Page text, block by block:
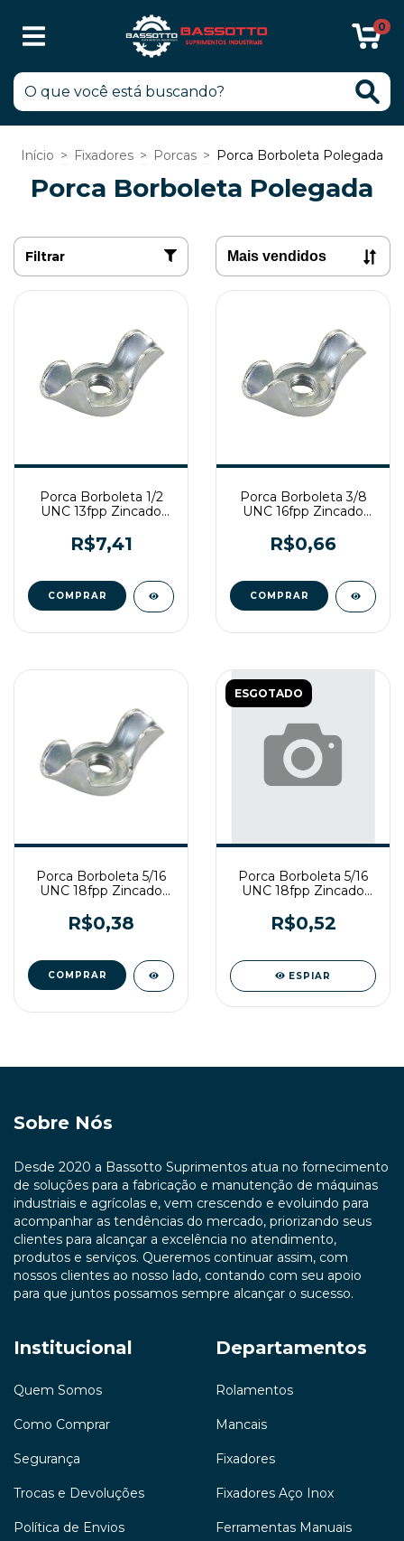
0
Início > Fixadores > Porcas > Porca Borboleta Polegada
Porca Borboleta Polegada
Filtrar
Porca Borboleta 1/2
UNC 13fpp Zincado
R$7,41
Porca Borboleta 3/8
UNC 16fpp Zincado
R$0,66
Porca Borboleta 5/16
UNC 18fpp Zincado
R$0,38
ESGOTADO
Porca Borboleta 5/16
UNC 18fpp Zincado
R$0,52
ESPIAR
Sobre Nós
Desde 2020 a Bassotto Suprimentos atua no fornecimento
de soluções para a fabricação e manutenção de máquinas
industriais e agrícolas e, vem crescendo e evoluindo para
acompanhar as tendências do mercado, priorizando seus
clientes para alcançar a excelência no atendimento,
produtos e serviços. Queremos continuar assim, com
nossos clientes ao nosso lado, contando com seu apoio
para que juntos possamos sempre alcançar o sucesso.
Institucional
Quem Somos
Como Comprar
Segurança
Trocas e Devoluções
Política de Envios
Departamentos
Rolamentos
Mancais
Fixadores
Fixadores Aço Inox
Ferramentas Manuais